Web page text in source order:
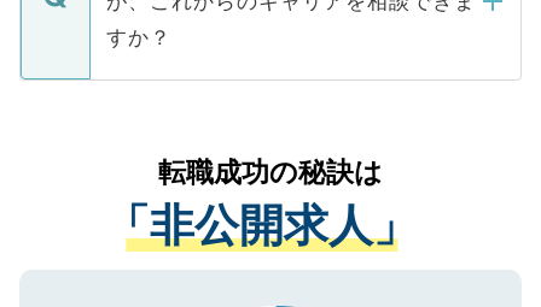
ています。
ご本人のキャリアアップおよび転職活動の
支援を目的に使用いたします。お預かりし
ているすべての個人データはご本人の許可
は、個人情報の取り扱いについての厳密な
管理基準を満たした事業者のみに付与され
る、プライバシーマークを取得済みです。
すか？
かがいして、現在の医療機関の状況や紹介
経験をまじえながら、適切なアドバイスを
させていただきます。すぐにご転職をされ
ない方には、長期的なサポートが可能です
ので、まずはご登録ください。
転職成功の秘訣は
「非公開求人」